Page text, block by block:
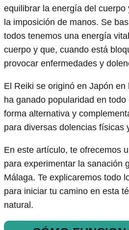
equilibrar la energía del
la imposición de manos. Se
todos tenemos una energía
cuerpo y que, cuando está
provocar enfermedades y
El Reiki se originó en Japón
ha ganado popularidad en
forma alternativa y
para diversas dolencias físicas
En este artículo, te ofrecemos
para experimentar la sanación
Málaga. Te explicaremos todo
para iniciar tu camino en esta
natural.